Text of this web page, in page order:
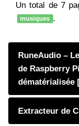
Un total de 7
musiques .
RuneAudio –
de Raspberry
dématérialisée
Extracteur de